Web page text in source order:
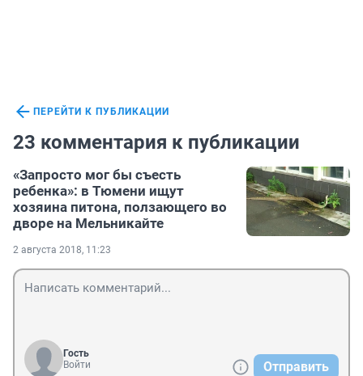
ПЕРЕЙТИ К ПУБЛИКАЦИИ
23 комментария к публикации
«Запросто мог бы съесть
ребенка»: в Тюмени ищут
хозяина питона, ползающего во
дворе на Мельникайте
2 августа 2018, 11:23
Гость
Войти
Отправить